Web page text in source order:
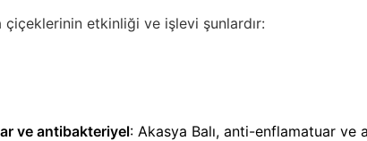
etkinliği ve işlevi şunlardır:
ve antibakteriyel: Akasya Balı, anti-enflamatuar